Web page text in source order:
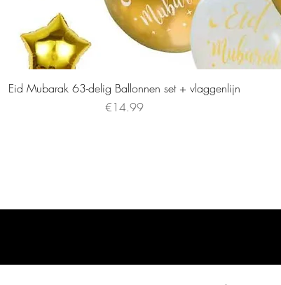
Eid Mubarak 63-delig Ballonnen set + vlaggenlijn
Price
€14.99